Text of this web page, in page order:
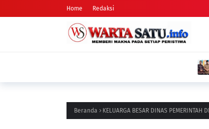
Home Redaksi
Kades Pondok Agung Sambut Baik
Beranda KELUARGA BESAR DINAS